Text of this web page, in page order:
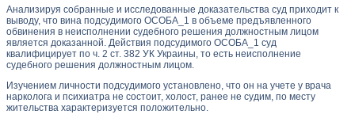
Анализируя собранные и исследованные доказательства суд приходит к
выводу, что вина подсудимого ОСОБА_1 в объеме предъявленного
обвинения в неисполнении судебного решения должностным лицом
является доказанной. Действия подсудимого ОСОБА_1 суд
квалифицирует по ч. 2 ст. 382 УК Украины, то есть неисполнение
судебного решения должностным лицом.
Изучением личности подсудимого установлено, что он на учете у врача
нарколога и психиатра не состоит, холост, ранее не судим, по месту
жительства характеризуется положительно.